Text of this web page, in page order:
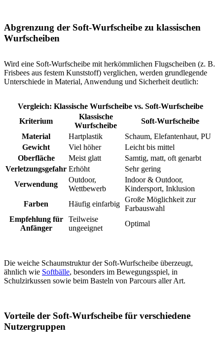
Abgrenzung der Soft-Wurfscheibe zu klassischen
Wurfscheiben
Wird eine Soft-Wurfscheibe mit herkömmlichen Flugscheiben (z. B.
Frisbees aus festem Kunststoff) verglichen, werden grundlegende
Unterschiede in Material, Anwendung und Sicherheit deutlich:
Vergleich: Klassische Wurfscheibe vs. Soft-Wurfscheibe
Kriterium
Klassische
Wurfscheibe
Soft-Wurfscheibe
Material
Hartplastik
Schaum, Elefantenhaut, PU
Gewicht
Viel höher
Leicht bis mittel
Oberfläche
Meist glatt
Samtig, matt, oft genarbt
Verletzungsgefahr Erhöht
Sehr gering
Verwendung
Outdoor,
Wettbewerb
Indoor & Outdoor,
Kindersport, Inklusion
Farben
Häufig einfarbig
Große Möglichkeit zur
Farbauswahl
Empfehlung für
Anfänger
Teilweise
ungeeignet
Optimal
Die weiche Schaumstruktur der Soft-Wurfscheibe überzeugt,
ähnlich wie Softbälle, besonders im Bewegungsspiel, in
Schulzirkussen sowie beim Basteln von Parcours aller Art.
Vorteile der Soft-Wurfscheibe für verschiedene
Nutzergruppen